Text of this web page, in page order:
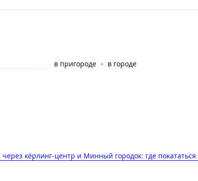
в пригороде в городе
кёрлинг-центр и Минный городок: где